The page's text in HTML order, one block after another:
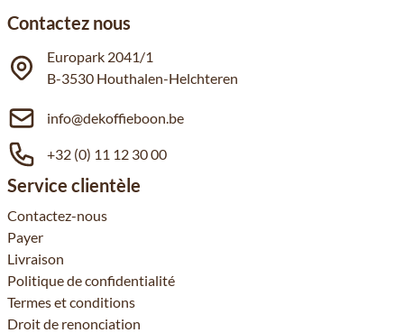
Contactez nous
Europark 2041/1
B-3530 Houthalen-Helchteren
info@dekoffieboon.be
+32 (0) 11 12 30 00
Service clientèle
Contactez-nous
Payer
Livraison
Politique de confidentialité
Termes et conditions
Droit de renonciation